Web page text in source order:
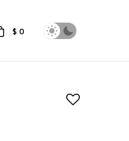
$ 0